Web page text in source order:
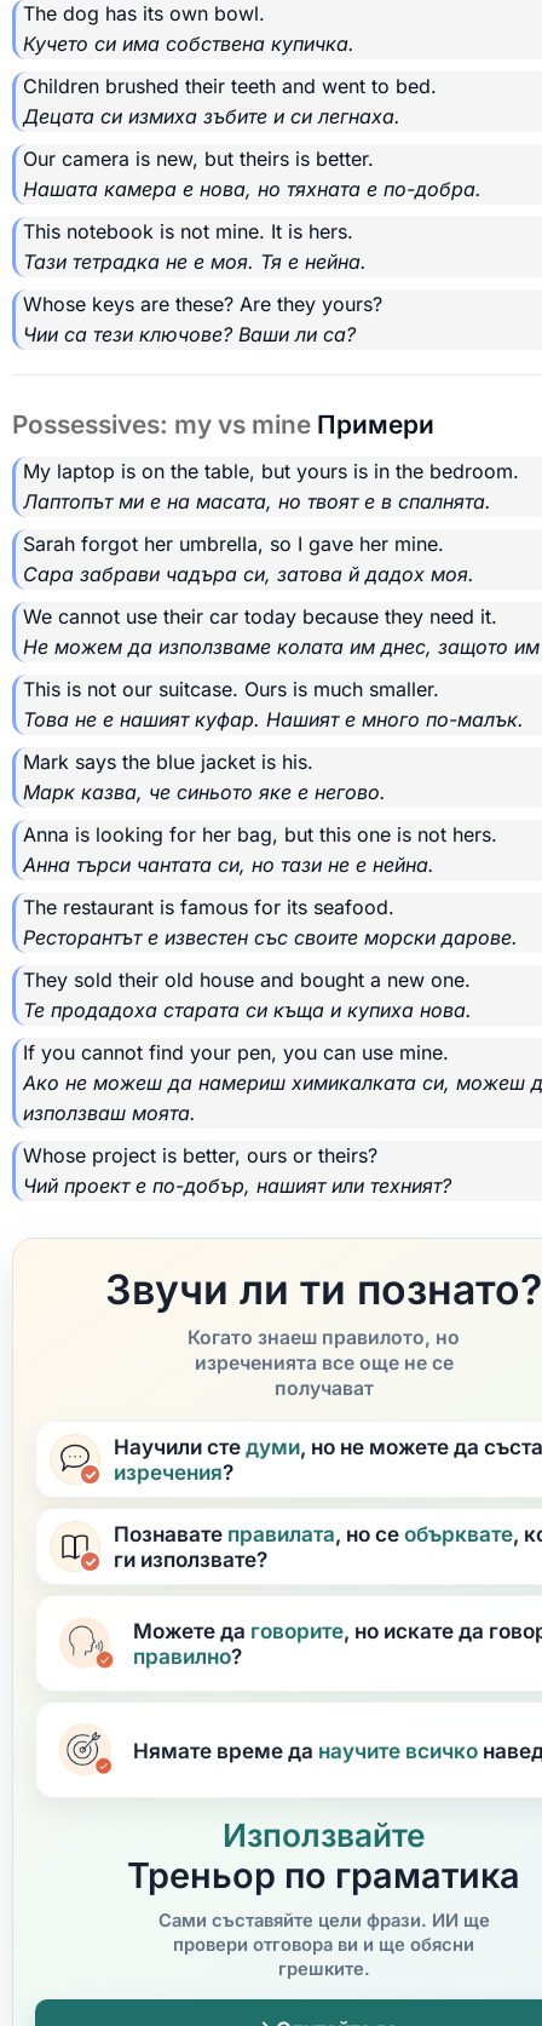
The dog has its own bowl.
Кучето си има собствена купичка.
Children brushed their teeth and went to bed.
Децата си измиха зъбите и си легнаха.
Our camera is new, but theirs is better.
Нашата камера е нова, но тяхната е по-добра.
This notebook is not mine. It is hers.
Тази тетрадка не е моя. Тя е нейна.
Whose keys are these? Are they yours?
Чии са тези ключове? Ваши ли са?
Possessives: my vs mine Примери
My laptop is on the table, but yours is in the bedroom.
Лаптопът ми е на масата, но твоят е в спалнята.
Sarah forgot her umbrella, so I gave her mine.
Сара забрави чадъра си, затова й дадох моя.
We cannot use their car today because they need it.
Не можем да използваме колата им днес, защото
This is not our suitcase. Ours is much smaller.
Това не е нашият куфар. Нашият е много по-малък.
Mark says the blue jacket is his.
Марк казва, че синьото яке е негово.
Anna is looking for her bag, but this one is not hers.
Анна търси чантата си, но тази не е нейна.
The restaurant is famous for its seafood.
Ресторантът е известен със своите морски дарове.
They sold their old house and bought a new one.
Те продадоха старата си къща и купиха нова.
If you cannot find your pen, you can use mine.
Ако не можеш да намериш химикалката си, можеш
използваш моята.
Whose project is better, ours or theirs?
Чий проект е по-добър, нашият или техният?
Звучи ли ти познато?
Когато знаеш правилото, но
изреченията все още не се
получават
Научили стедуми, но не можете да
изречения?
Познавате правилата, но сеобърквате,
ги използвате?
Можете да говорите, но искате да
правилно?
Нямате време да научите всичко
Използвайте
Треньор по граматика
Сами съставяйте цели фрази. ИИ ще
провери отговора ви и ще обясни
грешките.